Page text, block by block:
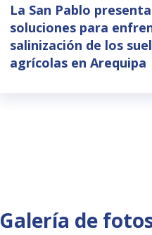
La San Pablo presenta
soluciones para
salinización de los
agrícolas en Arequipa
Galería de